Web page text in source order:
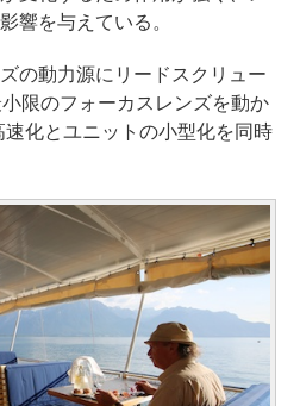
響を与えている。
の動力源にリードスクリュー
限のフォーカスレンズを動か
化とユニットの小型化を同時